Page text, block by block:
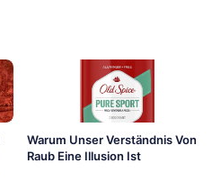
Warum Unser Verständnis Von
Raub Eine Illusion Ist